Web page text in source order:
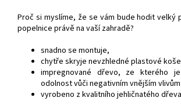
Proč si myslíme, že se vám bude hodit
popelnice právě na vaší zahradě?
snadno se montuje,
chytře skryje nevzhledné plastové
impregnované dřevo, ze kterého
odolnost vůči negativním vnějším
vyrobeno z kvalitního jehličnatého